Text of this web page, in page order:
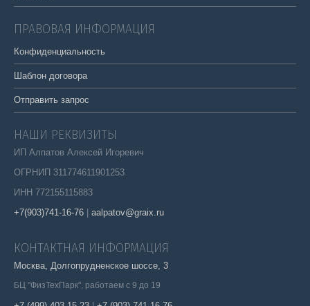
ПРАВОВАЯ ИНФОРМАЦИЯ
Конфиденциальность
Шаблон договора
Отправить запрос
НАШИ РЕКВИЗИТЫ
ИП Алпатов Алексей Игоревич
ОГРНИП 311774611901253
ИНН 772155115883
+7(903)741-16-76
aalpatov@graix.ru
КОНТАКТНАЯ ИНФОРМАЦИЯ
Москва, Долгопрудненское шоссе, 3
БЦ "ФизТехПарк", работаем с 9 до 19